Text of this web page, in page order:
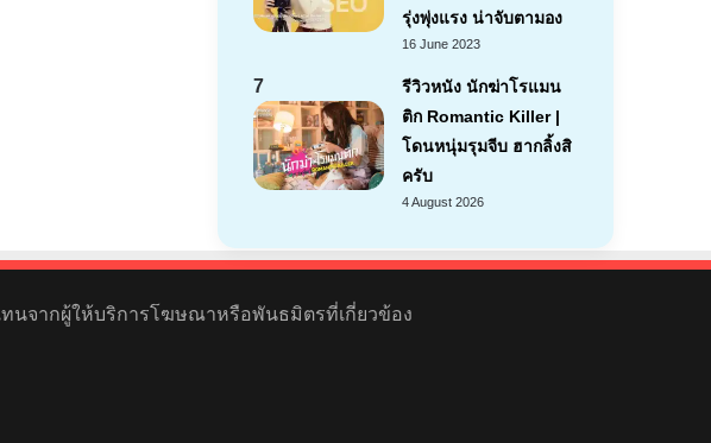
รุ่งพุ่งแรง น่าจับตามอง
16 June 2023
7
รีวิวหนัง นักฆ่าโรแมน
ติก Romantic Killer |
โดนหนุ่มรุมจีบ ฮากลิ้งสิ
ครับ
4 August 2026
นจากผู้ให้บริการโฆษณาหรือพันธมิตรที่เกี่ยวข้อง